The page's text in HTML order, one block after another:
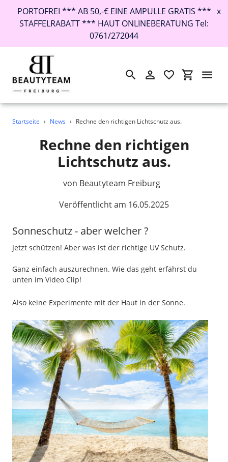
Direkt
PORTOFREI *** AB 50,-€ EINE AMPULLE GRATIS ***
STAFFELRABATT *** HAUT ONLINEBERATUNG Tel:
0761/272044
x
SuchenEinloggen
Startseite › News › Rechne den richtigen Lichtschutz aus.
Rechne den richtigen
Lichtschutz aus.
von Beautyteam Freiburg
Veröffentlicht am 16.05.2025
Sonneschutz - aber welcher ?
Jetzt schützen! Aber was ist der richtige UV Schutz.
Ganz einfach auszurechnen. Wie das geht erfährst du
unten im Video Clip!
Also keine Experimente mit der Haut in der Sonne.